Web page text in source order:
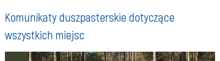
Komunikaty duszpasterskie dotyczące
wszystkich miejsc